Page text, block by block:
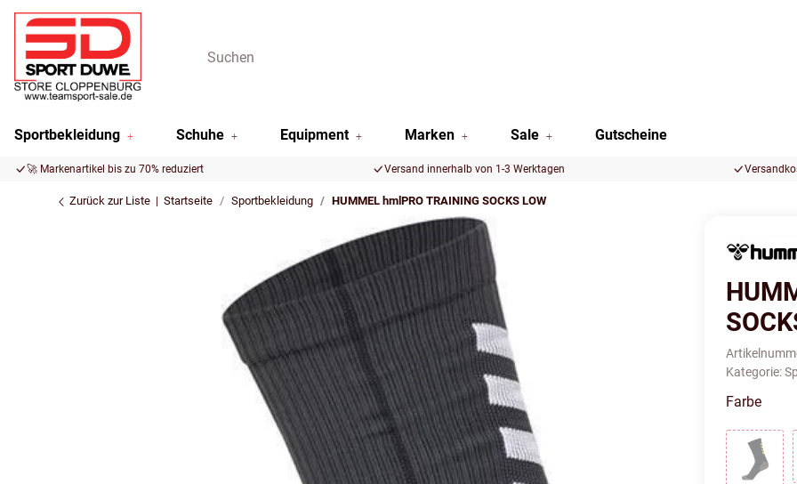
Sportbekleidung Schuhe Equipment Marken Sale Gutscheine
🚀 Markenartikel bis zu 70% reduziert Versand innerhalb von 1-3 Werktagen
Zurück zur Liste Startseite Sportbekleidung HUMMEL hmlPRO TRAINING SOCKS LOW
Kategorie:
Farbe